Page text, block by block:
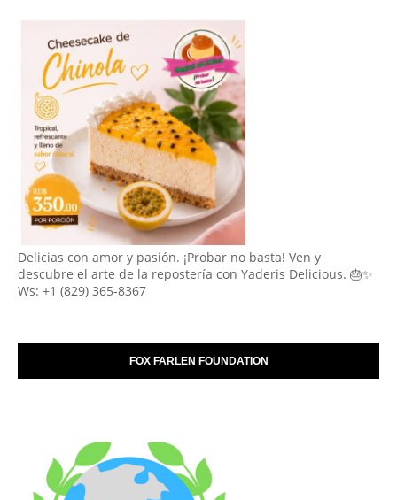
Delicias con amor y pasión. ¡Probar no basta! Ven y
descubre el arte de la repostería con Yaderis Delicious. 🎂✨
Ws: +1 (829) 365-8367
FOX FARLEN FOUNDATION